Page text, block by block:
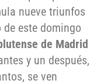
nueve triunfos
este domingo
de Madrid
y un después,
se ven